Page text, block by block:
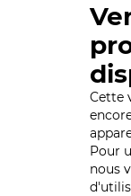
Cette
Pour
nous